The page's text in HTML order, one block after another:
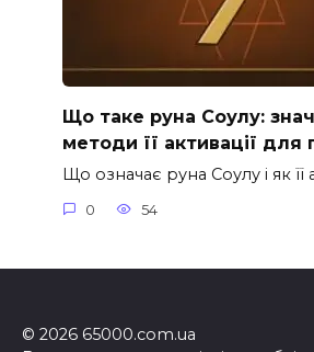
Що таке руна Соулу:
методи її активації для
Що означає руна Соулу і як її
0 54
© 2026 65000.com.ua